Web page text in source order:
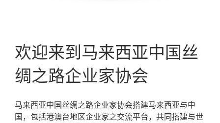
欢迎来到马来西亚中国丝
绸之路企业家协会
马来西亚中国丝绸之路企业家协会搭建马来西亚与中
国，包括港澳台地区企业家之交流平台，共同搭建与世